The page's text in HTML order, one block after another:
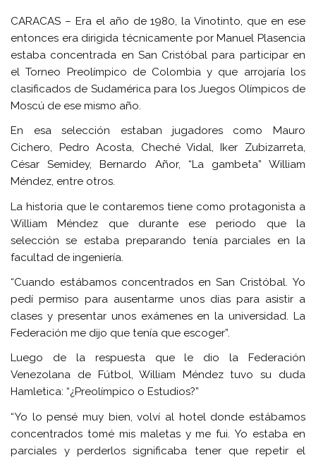
CARACAS – Era el año de 1980, la Vinotinto, que en ese
entonces era dirigida técnicamente por Manuel Plasencia
estaba concentrada en San Cristóbal para participar en
el Torneo Preolímpico de Colombia y que arrojaría los
clasificados de Sudamérica para los Juegos Olímpicos de
Moscú de ese mismo año.
En esa selección estaban jugadores como Mauro
Cichero, Pedro Acosta, Cheché Vidal, Iker Zubizarreta,
César Semidey, Bernardo Añor, “La gambeta” William
Méndez, entre otros.
La historia que le contaremos tiene como protagonista a
William Méndez que durante ese periodo que la
selección se estaba preparando tenía parciales en la
facultad de ingeniería.
“Cuando estábamos concentrados en San Cristóbal. Yo
pedí permiso para ausentarme unos días para asistir a
clases y presentar unos exámenes en la universidad. La
Federación me dijo que tenía que escoger”.
Luego de la respuesta que le dio la Federación
Venezolana de Fútbol, William Méndez tuvo su duda
Hamletica: “¿Preolímpico o Estudios?”
“Yo lo pensé muy bien, volví al hotel donde estábamos
concentrados tomé mis maletas y me fui. Yo estaba en
parciales y perderlos significaba tener que repetir el